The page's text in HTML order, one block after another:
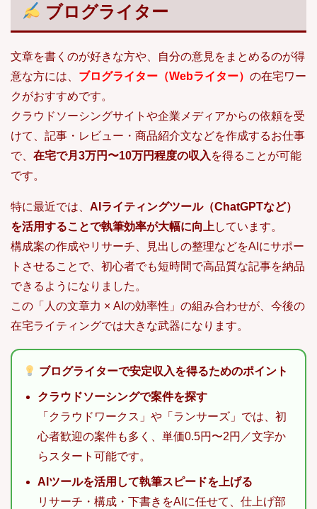
ブログライター
文章を書くのが好きな方や、自分の意見をまとめるのが得
意な方には、 ブログライター（Webライター） の在宅ワー
クがおすすめです。
クラウドソーシングサイトや企業メディアからの依頼を受
けて、記事・レビュー・商品紹介文などを作成するお仕事
で、 在宅で月3万円〜10万円程度の収入 を得ることが可能
です。
特に最近では、 AIライティングツール（ChatGPTなど）
を活用することで執筆効率が大幅に向上 しています。
構成案の作成やリサーチ、見出しの整理などをAIにサポー
トさせることで、初心者でも短時間で高品質な記事を納品
できるようになりました。
この「人の文章力 × AIの効率性」の組み合わせが、今後の
在宅ライティングでは大きな武器になります。
ブログライターで安定収入を得るためのポイント
クラウドソーシングで案件を探す
「クラウドワークス」や「ランサーズ」では、初
心者歓迎の案件も多く、単価0.5円〜2円／文字か
らスタート可能です。
AIツールを活用して執筆スピードを上げる
リサーチ・構成・下書きをAIに任せて、仕上げ部